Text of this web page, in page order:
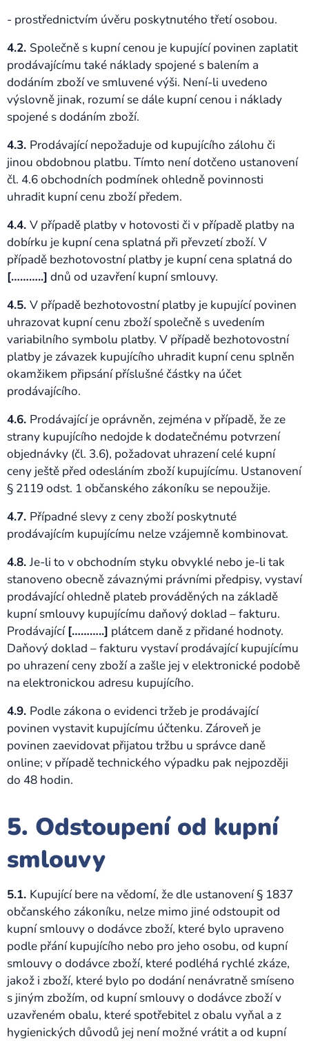
- prostřednictvím úvěru poskytnutého třetí osobou.
4.2. Společně s kupní cenou je kupující povinen zaplatit
prodávajícímu také náklady spojené s balením a
dodáním zboží ve smluvené výši. Není-li uvedeno
výslovně jinak, rozumí se dále kupní cenou i náklady
spojené s dodáním zboží.
4.3. Prodávající nepožaduje od kupujícího zálohu či
jinou obdobnou platbu. Tímto není dotčeno ustanovení
čl. 4.6 obchodních podmínek ohledně povinnosti
uhradit kupní cenu zboží předem.
4.4. V případě platby v hotovosti či v případě platby na
dobírku je kupní cena splatná při převzetí zboží. V
případě bezhotovostní platby je kupní cena splatná do
[………..] dnů od uzavření kupní smlouvy.
4.5. V případě bezhotovostní platby je kupující povinen
uhrazovat kupní cenu zboží společně s uvedením
variabilního symbolu platby. V případě bezhotovostní
platby je závazek kupujícího uhradit kupní cenu splněn
okamžikem připsání příslušné částky na účet
prodávajícího.
4.6. Prodávající je oprávněn, zejména v případě, že ze
strany kupujícího nedojde k dodatečnému potvrzení
objednávky (čl. 3.6), požadovat uhrazení celé kupní
ceny ještě před odesláním zboží kupujícímu. Ustanovení
§ 2119 odst. 1 občanského zákoníku se nepoužije.
4.7. Případné slevy z ceny zboží poskytnuté
prodávajícím kupujícímu nelze vzájemně kombinovat.
4.8.Je-li to v obchodním styku obvyklé nebo je-li tak
stanoveno obecně závaznými právními předpisy, vystaví
prodávající ohledně plateb prováděných na základě
kupní smlouvy kupujícímu daňový doklad – fakturu.
Prodávající[………..] plátcem daně z přidané hodnoty.
Daňový doklad – fakturu vystaví prodávající kupujícímu
po uhrazení ceny zboží a zašle jej v elektronické podobě
na elektronickou adresu kupujícího.
4.9. Podle zákona o evidenci tržeb je prodávající
povinen vystavit kupujícímu účtenku. Zároveň je
povinen zaevidovat přijatou tržbu u správce daně
online; v případě technického výpadku pak nejpozději
do 48 hodin.
5. Odstoupení od kupní
smlouvy
5.1. Kupující bere na vědomí, že dle ustanovení § 1837
občanského zákoníku, nelze mimo jiné odstoupit od
kupní smlouvy o dodávce zboží, které bylo upraveno
podle přání kupujícího nebo pro jeho osobu, od kupní
smlouvy o dodávce zboží, které podléhá rychlé zkáze,
jakož i zboží, které bylo po dodání nenávratně smíseno
s jiným zbožím, od kupní smlouvy o dodávce zboží v
uzavřeném obalu, které spotřebitel z obalu vyňal a z
hygienických důvodů jej není možné vrátit a od kupní